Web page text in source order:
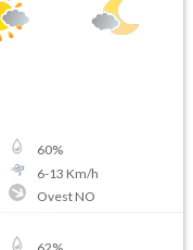
60%
6-13 Km/h
Ovest NO